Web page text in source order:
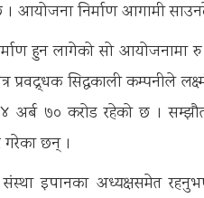
आयोजना निर्माण आगामी
हुन लागेको सो आयोजनामा
प्रवद्र्धक सिद्धकाली कम्पनीले
७० करोड रहेको छ ।
गरेका छन् ।
इपानका अध्यक्षसमेत